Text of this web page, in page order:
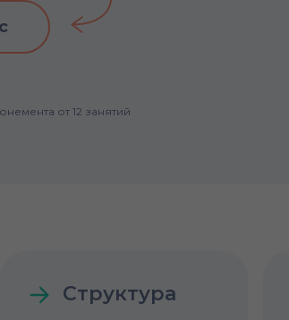
от 12 занятий
Структура